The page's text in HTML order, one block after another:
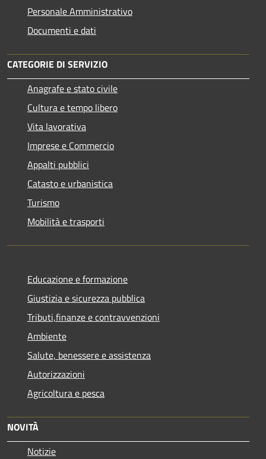
Personale Amministrativo
Documenti e dati
CATEGORIE DI SERVIZIO
Anagrafe e stato civile
Cultura e tempo libero
Vita lavorativa
Imprese e Commercio
Appalti pubblici
Catasto e urbanistica
Turismo
Mobilità e trasporti
Educazione e formazione
Giustizia e sicurezza pubblica
Tributi,finanze e contravvenzioni
Ambiente
Salute, benessere e assistenza
Autorizzazioni
Agricoltura e pesca
NOVITÀ
Notizie